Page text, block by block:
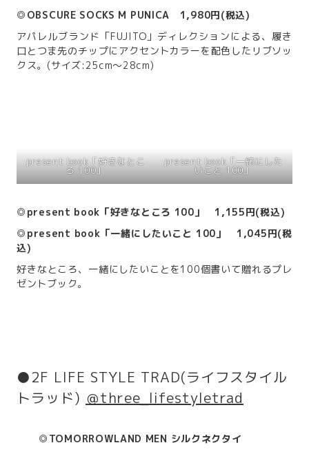
◎OBSCURE SOCKS M PUNICA 1,980円(税込)
アパレルブランド「FUJITO」ディレクションによる、履き
口とつま先のチップにアクセントカラーを配色したリブソッ
クス。(サイズ:25cm～28cm)
present book「好きなとこ
ろ 100」
present book「一緒にした
いこと 100」
◎present book「好きなところ 100」 1,155円(税込)
◎present book「一緒にしたいこと 100」 1,045円(税
込)
好きなところ、一緒にしたいことを100個書いて贈れるプレ
ゼントブック。
●2F LIFE STYLE TRAD(ライフスタイル
トラッド) ＠three_lifestyletrad
◎TOMORROWLAND MEN シルクネクタイ